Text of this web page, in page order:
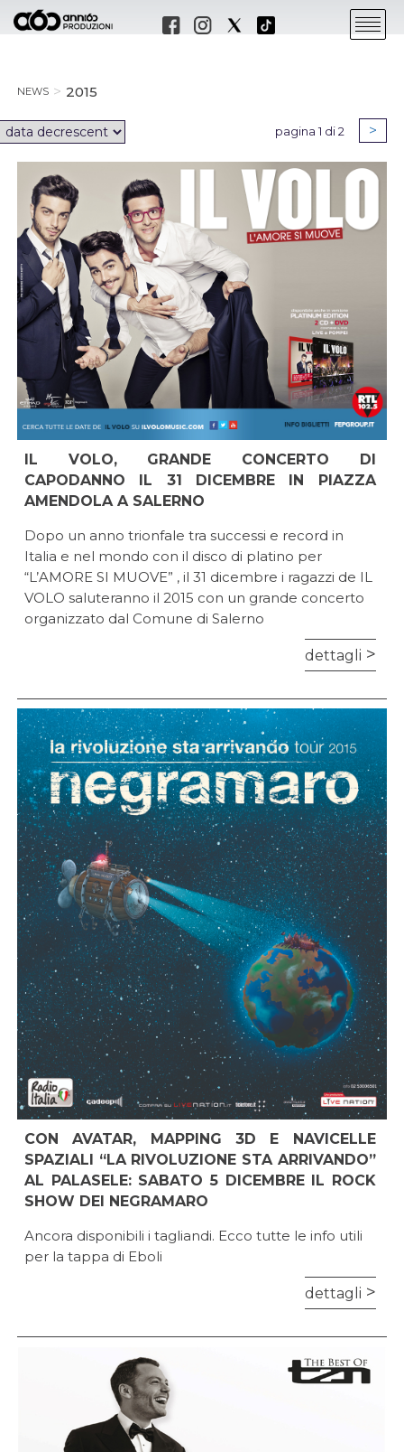
NEWS 2015
pagina 1 di 2 >
IL VOLO, GRANDE CONCERTO DI
CAPODANNO IL 31 DICEMBRE IN PIAZZA
AMENDOLA A SALERNO
Dopo un anno trionfale tra successi e record in
Italia e nel mondo con il disco di platino per
“L’AMORE SI MUOVE” , il 31 dicembre i ragazzi de IL
VOLO saluteranno il 2015 con un grande concerto
organizzato dal Comune di Salerno
dettagli
CON AVATAR, MAPPING 3D E NAVICELLE
SPAZIALI “LA RIVOLUZIONE STA ARRIVANDO”
AL PALASELE: SABATO 5 DICEMBRE IL ROCK
SHOW DEI NEGRAMARO
Ancora disponibili i tagliandi. Ecco tutte le info utili
per la tappa di Eboli
dettagli